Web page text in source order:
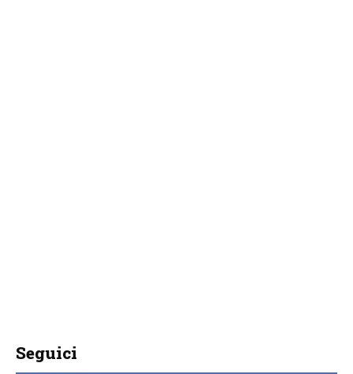
Seguici